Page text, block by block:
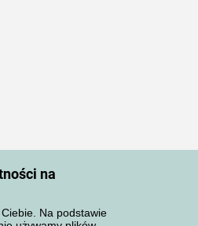
na
Na podstawie